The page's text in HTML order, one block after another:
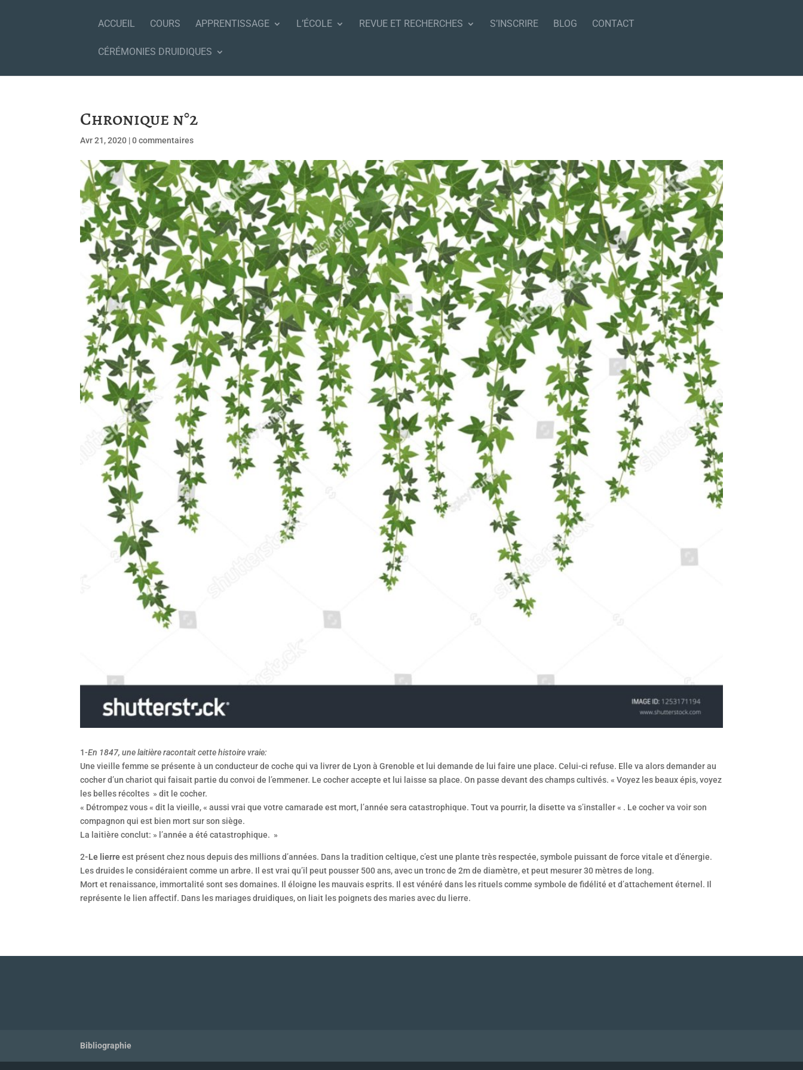
ACCUEIL COURS APPRENTISSAGE L’ÉCOLE REVUE ET RECHERCHES S’INSCRIRE BLOG CONTACT
CÉRÉMONIES DRUIDIQUES
Chronique n°2
Avr 21, 2020 |0 commentaires
1-En 1847, une laitière racontait cette histoire vraie:
Une vieille femme se présente à un conducteur de coche qui va livrer de Lyon à Grenoble et lui demande de lui faire une place. Celui-ci refuse. Elle va alors demander au
cocher d’un chariot qui faisait partie du convoi de l’emmener. Le cocher accepte et lui laisse sa place. On passe devant des champs cultivés. « Voyez les beaux épis, voyez
les belles récoltes » dit le cocher.
« Détrompez vous « dit la vieille, « aussi vrai que votre camarade est mort, l’année sera catastrophique. Tout va pourrir, la disette va s’installer « . Le cocher va voir son
compagnon qui est bien mort sur son siège.
La laitière conclut: » l’année a été catastrophique. »
2-Le lierreest présent chez nous depuis des millions d’années. Dans la tradition celtique, c’est une plante très respectée, symbole puissant de force vitale et d’énergie.
Les druides le considéraient comme un arbre. Il est vrai qu’il peut pousser 500 ans, avec un tronc de 2m de diamètre, et peut mesurer 30 mètres de long.
Mort et renaissance, immortalité sont ses domaines. Il éloigne les mauvais esprits. Il est vénéré dans les rituels comme symbole de fidélité et d’attachement éternel. Il
représente le lien affectif. Dans les mariages druidiques, on liait les poignets des maries avec du lierre.
Bibliographie